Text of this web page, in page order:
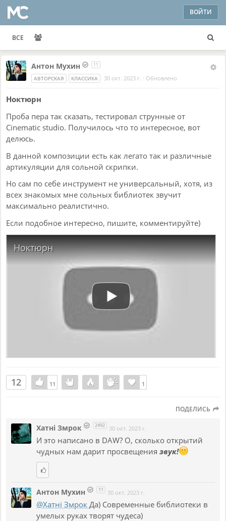
ВОЙТИ
ВСЕ
Антон Мухин 11
АВТОРСКАЯ КЛАССИКА 30 окт. 2023 г. · Обновлено
Ноктюрн
Проба пера так сказать, тестировал струнные от
Cinematic studio. Получилось что то интересное, вот
делюсь.
В данной композиции есть как легато так и различные
артикуляции для сольной скрипки.
Но сам по себе инструмент не универсальный, хотя, из
всех знакомых мне сольных библиотек звучит
максимально реалистично.
Если подобное интересно, пишите, комментируйте)
Ноктюрн
12 11
11 11
ПОДЕЛИСЬ
Хатнi Змрок 2492 30 окт. 2023 г.
И это написано в DAW? О, сколько открытий
чудных нам дарит просвещения звук!
Антон Мухин 11 30 окт. 2023 г.
@Хатнi Змрок Да) Современные библиотеки в
умелых руках творят чудеса)